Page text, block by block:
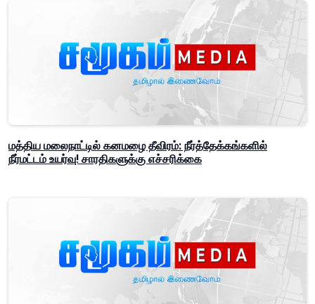
மத்திய மலைநாட்டில் கனமழை தீவிரம்: நீர்த்தேக்கங்களில்
நீர்மட்டம் உயர்வு! சாரதிகளுக்கு எச்சரிக்கை